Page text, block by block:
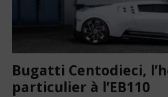
Bugatti Centodieci,
particulier à l’EB110